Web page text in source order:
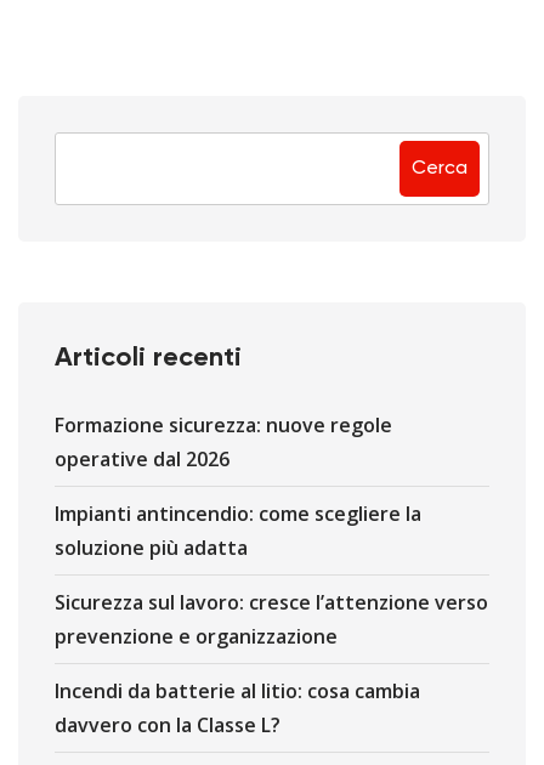
Cerca
Articoli recenti
Formazione sicurezza: nuove regole
operative dal 2026
Impianti antincendio: come scegliere la
soluzione più adatta
Sicurezza sul lavoro: cresce l’attenzione verso
prevenzione e organizzazione
Incendi da batterie al litio: cosa cambia
davvero con la Classe L?